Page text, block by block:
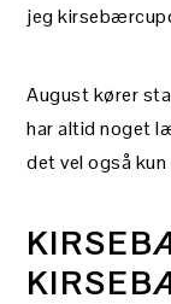
jeg
August kører
har altid noget
det vel også